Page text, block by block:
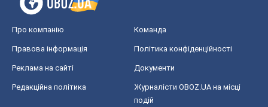
Про компанію Команда
Правова інформація Політика конфіденційності
Реклама на сайті Документи
Редакційна політика
Журналісти OBOZ.UA на місці
подій